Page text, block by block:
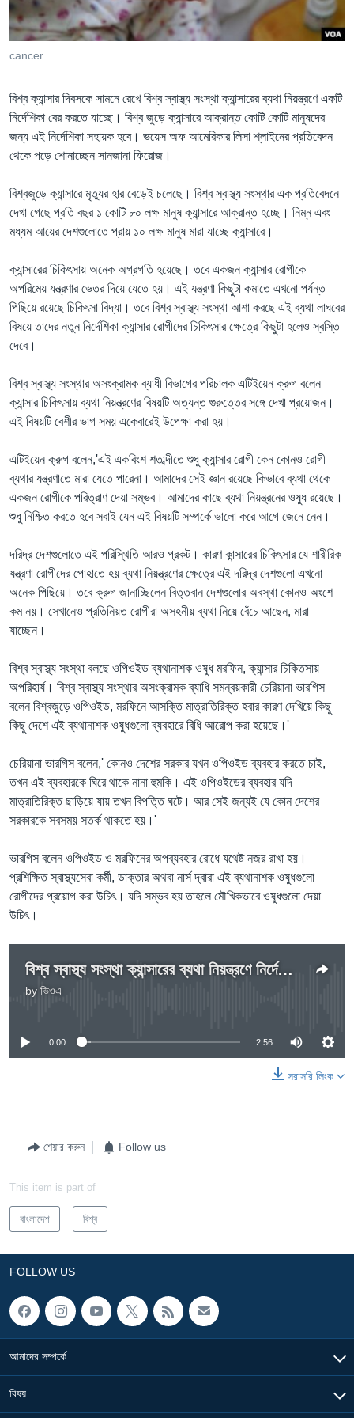
Learning English
অন্য ভাষায় ওয়েব সাইট
cancer
বিশ্ব ক্যান্সার দিবসকে সামনে রেখে বিশ্ব স্বাস্থ্য সংস্থা ক্যান্সারের ব্যথা নিয়ন্ত্রণে একটি
নির্দেশিকা বের করতে যাচ্ছে। বিশ্ব জুড়ে ক্যান্সারে আক্রান্ত কোটি কোটি মানুষদের
জন্য এই নির্দেশিকা সহায়ক হবে। ভয়েস অফ আমেরিকার লিসা শ্লাইনের প্রতিবেদন
থেকে পড়ে শোনাচ্ছেন সানজানা ফিরোজ।
বিশ্বজুড়ে ক্যান্সারে মৃত্যুর হার বেড়েই চলেছে। বিশ্ব স্বাস্থ্য সংস্থার এক প্রতিবেদনে
দেখা গেছে প্রতি বছর ১ কোটি ৮০ লক্ষ মানুষ ক্যান্সারে আক্রান্ত হচ্ছে। নিম্ন এবং
মধ্যম আয়ের দেশগুলোতে প্রায় ১০ লক্ষ মানুষ মারা যাচ্ছে ক্যান্সারে।
ক্যান্সারের চিকিৎসায় অনেক অগ্রগতি হয়েছে। তবে একজন ক্যান্সার রোগীকে
অপরিমেয় যন্ত্রণার ভেতর দিয়ে যেতে হয়। এই যন্ত্রণা কিছুটা কমাতে এখনো পর্যন্ত
পিছিয়ে রয়েছে চিকিৎসা বিদ্যা। তবে বিশ্ব স্বাস্থ্য সংস্থা আশা করছে এই ব্যথা লাঘবের
বিষয়ে তাদের নতুন নির্দেশিকা ক্যান্সার রোগীদের চিকিৎসার ক্ষেত্রে কিছুটা হলেও স্বস্তি
দেবে।
বিশ্ব স্বাস্থ্য সংস্থার অসংক্রামক ব্যাধী বিভাগের পরিচালক এটিইয়েন ক্রুগ বলেন
ক্যান্সার চিকিৎসায় ব্যথা নিয়ন্ত্রণের বিষয়টি অত্যন্ত গুরুত্তের সঙ্গে দেখা প্রয়োজন।
এই বিষয়টি বেশীর ভাগ সময় একেবারেই উপেক্ষা করা হয়।
এটিইয়েন ক্রুগ বলেন,'এই একবিংশ শতাব্দীতে শুধু ক্যান্সার রোগী কেন কোনও রোগী
ব্যথার যন্ত্রণাতে মারা যেতে পারেনা। আমাদের সেই জ্ঞান রয়েছে কিভাবে ব্যথা থেকে
একজন রোগীকে পরিত্রাণ দেয়া সম্ভব। আমাদের কাছে ব্যথা নিয়ন্ত্রনের ওষুধ রয়েছে।
শুধু নিশ্চিত করতে হবে সবাই যেন এই বিষয়টি সম্পর্কে ভালো করে আগে জেনে নেন।
দরিদ্র দেশগুলোতে এই পরিস্থিতি আরও প্রকট। কারণ কান্সারের চিকিৎসার যে শারীরিক
যন্ত্রণা রোগীদের পোহাতে হয় ব্যথা নিয়ন্ত্রণের ক্ষেত্রে এই দরিদ্র দেশগুলো এখনো
অনেক পিছিয়ে। তবে ক্রুগ জানাচ্ছিলেন বিত্তবান দেশগুলোর অবস্থা কোনও অংশে
কম নয়। সেখানেও প্রতিনিয়ত রোগীরা অসহনীয় ব্যথা নিয়ে বেঁচে আছেন, মারা
যাচ্ছেন।
বিশ্ব স্বাস্থ্য সংস্থা বলছে ওপিওইড ব্যথানাশক ওষুধ মরফিন, ক্যান্সার চিকিতসায়
অপরিহার্য। বিশ্ব স্বাস্থ্য সংস্থার অসংক্রামক ব্যাধি সমন্বয়কারী চেরিয়ানা ভারগিস
বলেন বিশ্বজুড়ে ওপিওইড, মরফিনে আসক্তি মাত্রাতিরিক্ত হবার কারণ দেখিয়ে কিছু
কিছু দেশে এই ব্যথানাশক ওষুধগুলো ব্যবহারে বিধি আরোপ করা হয়েছে।'
চেরিয়ানা ভারগিস বলেন,' কোনও দেশের সরকার যখন ওপিওইড ব্যবহার করতে চাই,
তখন এই ব্যবহারকে ঘিরে থাকে নানা হুমকি। এই ওপিওইডের ব্যবহার যদি
মাত্রাতিরিক্ত ছাড়িয়ে যায় তখন বিপত্তি ঘটে। আর সেই জন্যই যে কোন দেশের
সরকারকে সবসময় সতর্ক থাকতে হয়।'
ভারগিস বলেন ওপিওইড ও মরফিনের অপব্যবহার রোধে যথেষ্ট নজর রাখা হয়।
প্রশিক্ষিত স্বাস্থ্যসেবা কর্মী, ডাক্তার অথবা নার্স দ্বারা এই ব্যথানাশক ওষুধগুলো
রোগীদের প্রয়োগ করা উচিৎ। যদি সম্ভব হয় তাহলে মৌখিকভাবে ওষুধগুলো দেয়া
উচিৎ।
বিশ্ব স্বাস্থ্য সংস্থা ক্যান্সারের ব্যথা নিয়ন্ত্রণে নির্দেশিকা বের করতে যাচ্ছে
by ভিওএ
0:00 2:56
সরাসরি লিংক
শেয়ার করুন Follow us
This item is part of
বাংলাদেশ বিশ্ব
FOLLOW US
আমাদের সম্পর্কে
বিষয়